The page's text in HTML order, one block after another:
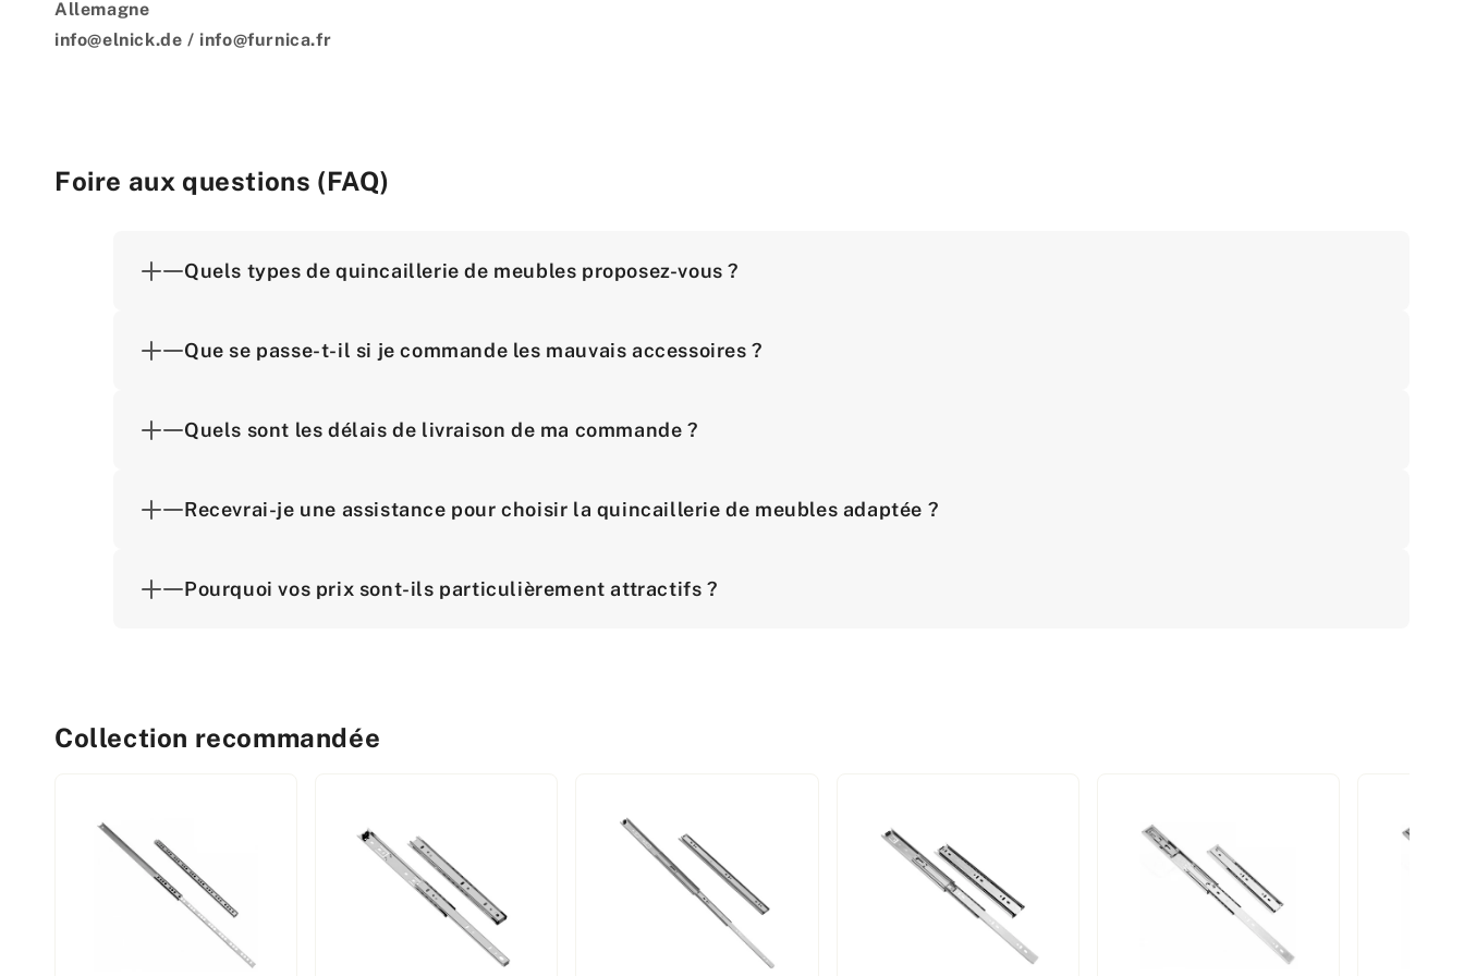
Allemagne
info@elnick.de / info@furnica.fr
Foire aux questions (FAQ)
Quels types de quincaillerie de meubles proposez-vous ?
Que se passe-t-il si je commande les mauvais accessoires ?
Quels sont les délais de livraison de ma commande ?
Recevrai-je une assistance pour choisir la quincaillerie de meubles adaptée ?
Pourquoi vos prix sont-ils particulièrement attractifs ?
Collection recommandée